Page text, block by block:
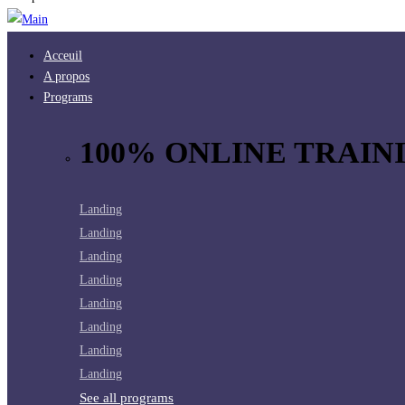
Acceuil
A propos
Programs
100% ONLINE
Landing
Landing
Landing
Landing
Landing
Landing
Landing
Landing
See all programs